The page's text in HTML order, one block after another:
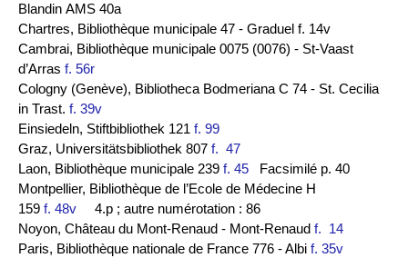
Blandin AMS 40a
Chartres, Bibliothèque municipale 47 - Graduel f. 14v
Cambrai, Bibliothèque municipale 0075 (0076) - St-Vaast
d’Arras f. 56r
Cologny (Genève), Bibliotheca Bodmeriana C 74 - St. Cecilia
in Trast. f. 39v
Einsiedeln, Stiftbibliothek 121 f. 99
Graz, Universitätsbibliothek 807 f. 47
Laon, Bibliothèque municipale 239 f. 45 Facsimilé p. 40
Montpellier, Bibliothèque de l’Ecole de Médecine H
159 f. 48v 4.p ; autre numérotation : 86
Noyon, Château du Mont-Renaud - Mont-Renaud f. 14
Paris, Bibliothèque nationale de France 776 - Albi f. 35v